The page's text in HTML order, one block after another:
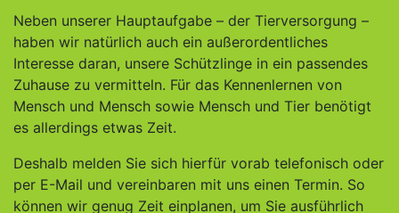
Neben unserer Hauptaufgabe – der Tierversorgung –
haben wir natürlich auch ein außerordentliches
Interesse daran, unsere Schützlinge in ein passendes
Zuhause zu vermitteln. Für das Kennenlernen von
Mensch und Mensch sowie Mensch und Tier benötigt
es allerdings etwas Zeit.
Deshalb melden Sie sich hierfür vorab telefonisch oder
per E-Mail und vereinbaren mit uns einen Termin. So
können wir genug Zeit einplanen, um Sie ausführlich